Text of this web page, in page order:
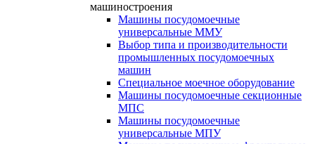
машиностроения
Машины посудомоечные
универсальные ММУ
Выбор типа и производительности
промышленных посудомоечных
машин
Специальное моечное оборудование
Машины посудомоечные секционные
МПС
Машины посудомоечные
универсальные МПУ